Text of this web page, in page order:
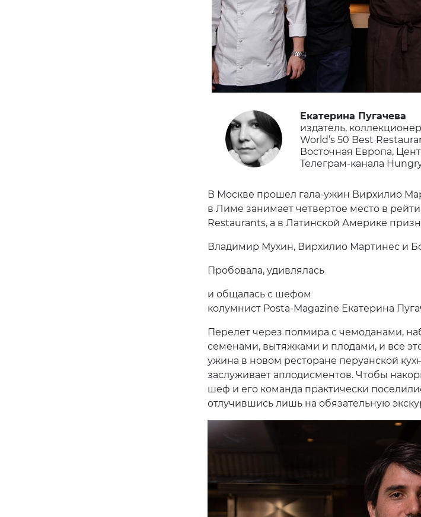
Екатерина Пугачева
издатель,
World’s 50 Best
Восточная Европа,
Телеграм-канала
В Москве прошел гала-ужин Вирхилио
в Лиме занимает четвертое место в
Restaurants, а в Латинской Америке
Владимир Мухин, Вирхилио Мартинес и
Пробовала, удивлялась
и общалась с шефом
колумнист Posta-Magazine Екатерина
Перелет через полмира с чемоданами,
семенами, вытяжками и плодами, и все
ужина в новом ресторане перуанской
заслуживает аплодисментов. Чтобы
шеф и его команда практически
отлучившись лишь на обязательную